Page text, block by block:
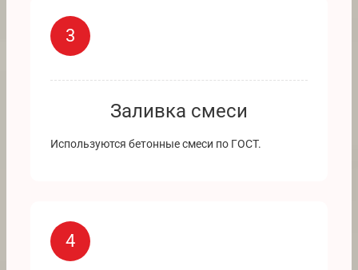
3
Заливка смеси
Используются бетонные смеси по ГОСТ.
4